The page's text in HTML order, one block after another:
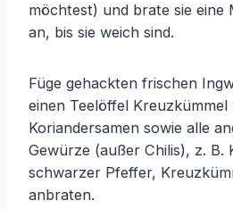
möchtest) und brate sie eine
an, bis sie weich sind.
Füge gehackten frischen
einen Teelöffel Kreuzkümmel
Koriandersamen sowie alle
Gewürze (außer Chilis), z. B.
schwarzer Pfeffer,
anbraten.